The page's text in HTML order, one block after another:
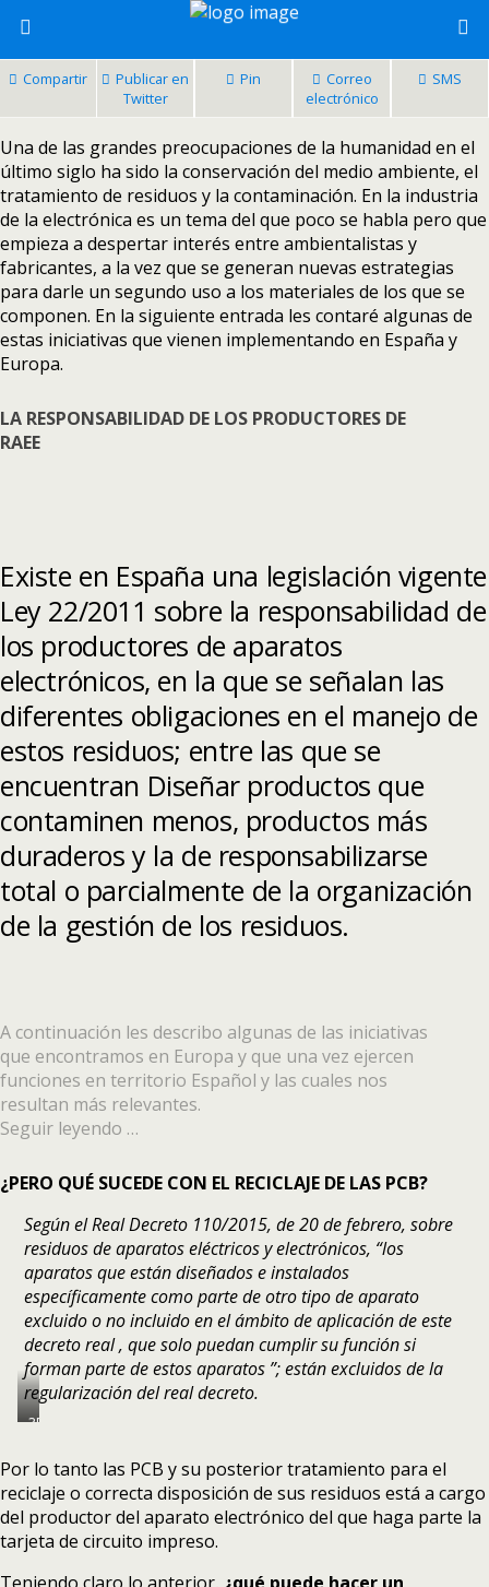
Compartir
Publicar en
Twitter
Pin
Correo
electrónico
SMS
Una de las grandes preocupaciones de la humanidad en el
último siglo ha sido la conservación del medio ambiente, el
tratamiento de residuos y la contaminación. En la industria
de la electrónica es un tema del que poco se habla pero que
empieza a despertar interés entre ambientalistas y
fabricantes, a la vez que se generan nuevas estrategias
para darle un segundo uso a los materiales de los que se
componen. En la siguiente entrada les contaré algunas de
estas iniciativas que vienen implementando en España y
Europa.
LA RESPONSABILIDAD DE LOS PRODUCTORES DE
RAEE
Existe en España una legislación vigente
Ley 22/2011 sobre la responsabilidad de
los productores de aparatos
electrónicos, en la que se señalan las
diferentes obligaciones en el manejo de
estos residuos; entre las que se
encuentran Diseñar productos que
contaminen menos, productos más
duraderos y la de responsabilizarse
total o parcialmente de la organización
de la gestión de los residuos.
A continuación les describo algunas de las iniciativas
que encontramos en Europa y que una vez ejercen
funciones en territorio Español y las cuales nos
resultan más relevantes.
Seguir leyendo …
¿PERO QUÉ SUCEDE CON EL RECICLAJE DE LAS PCB?
Según el Real Decreto 110/2015, de 20 de febrero, sobre
residuos de aparatos eléctricos y electrónicos, “los
aparatos que están diseñados e instalados
específicamente como parte de otro tipo de aparato
excluido o no incluido en el ámbito de aplicación de este
decreto real , que solo puedan cumplir su función si
forman parte de estos aparatos ”;están excluidos de la
regularización del real decreto.
3D
of
a
robot
with
trash
Por lo tanto las PCB y su posterior tratamiento para el
reciclaje o correcta disposición de sus residuos está a cargo
del productor del aparato electrónico del que haga parte la
tarjeta de circuito impreso.
Teniendo claro lo anterior, ¿qué puede hacer un